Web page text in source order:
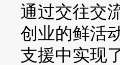
通过交往交
创业的鲜活
支援中实现